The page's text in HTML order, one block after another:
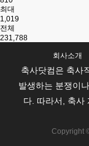
최대
1,019
전체
231,788
회사소개
축사닷컴은 축사
발생하는 분쟁이
다. 따라서, 축사
Copyright